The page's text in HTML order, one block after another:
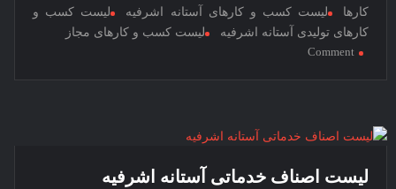
کارها
لیست کسب و کارهای آستانه اشرفیه
لیست کسب و
کارهای تولیدی آستانه اشرفیه
لیست کسب و کارهای مجاز
Comment
on
آستانه
لیست اصناف خدماتی آستانه اشرفیه